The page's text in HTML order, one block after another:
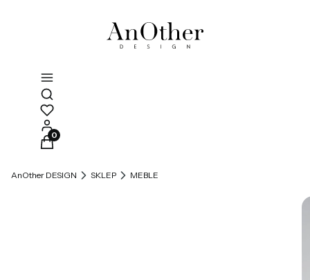
Otwórz wyszukiwarkę
Produkty w koszyku: 0. Zobacz szczegóły
AnOther DESIGN SKLEP MEBLE